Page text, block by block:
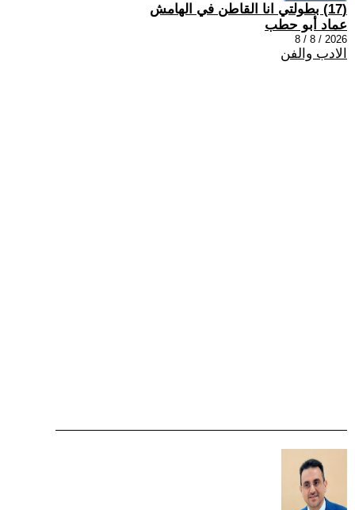
(17) بطولتي انا القاطن في الهامش
عماد أبو حطب
2026 / 8 / 8
الادب والفن